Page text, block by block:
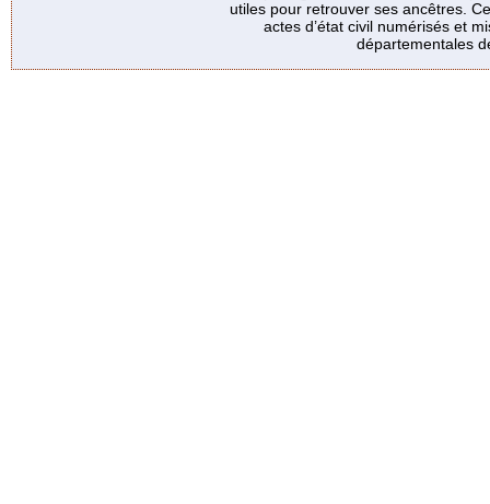
utiles pour retrouver ses ancêtres.
actes d’état civil numérisés et
départementales